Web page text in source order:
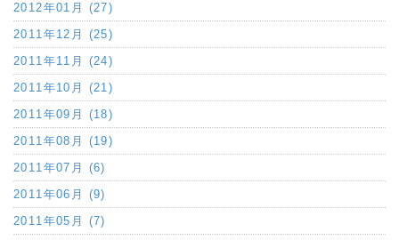
2012年01月 (27)
2011年12月 (25)
2011年11月 (24)
2011年10月 (21)
2011年09月 (18)
2011年08月 (19)
2011年07月 (6)
2011年06月 (9)
2011年05月 (7)